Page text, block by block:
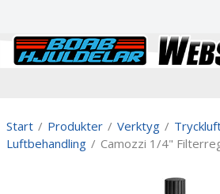
Start / Produkter / Verktyg /
Luftbehandling / Camozzi 1/4"